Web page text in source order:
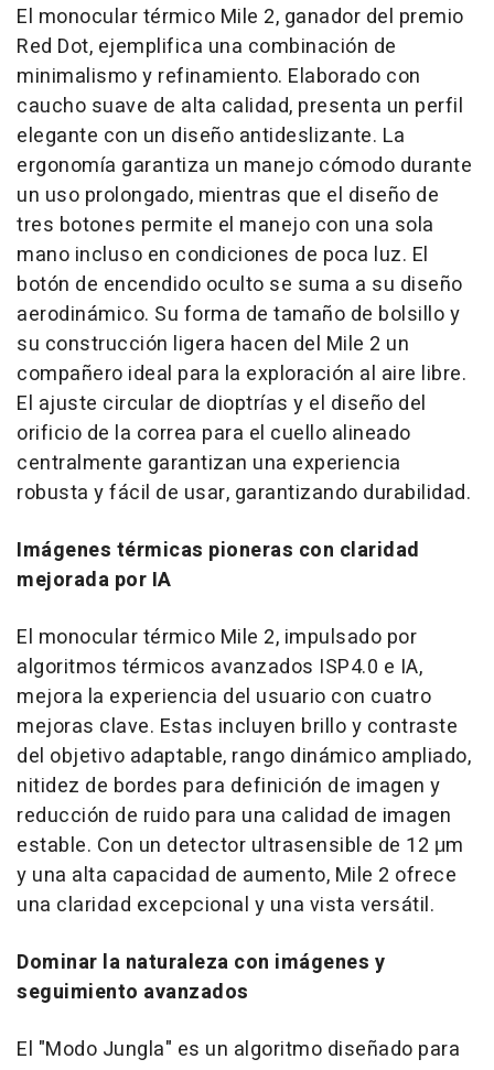
El monocular térmico Mile 2, ganador del premio
Red Dot, ejemplifica una combinación de
minimalismo y refinamiento. Elaborado con
caucho suave de alta calidad, presenta un perfil
elegante con un diseño antideslizante. La
ergonomía garantiza un manejo cómodo durante
un uso prolongado, mientras que el diseño de
tres botones permite el manejo con una sola
mano incluso en condiciones de poca luz. El
botón de encendido oculto se suma a su diseño
aerodinámico. Su forma de tamaño de bolsillo y
su construcción ligera hacen del Mile 2 un
compañero ideal para la exploración al aire libre.
El ajuste circular de dioptrías y el diseño del
orificio de la correa para el cuello alineado
centralmente garantizan una experiencia
robusta y fácil de usar, garantizando durabilidad.
Imágenes térmicas pioneras con claridad
mejorada por IA
El monocular térmico Mile 2, impulsado por
algoritmos térmicos avanzados ISP4.0 e IA,
mejora la experiencia del usuario con cuatro
mejoras clave. Estas incluyen brillo y contraste
del objetivo adaptable, rango dinámico ampliado,
nitidez de bordes para definición de imagen y
reducción de ruido para una calidad de imagen
estable. Con un detector ultrasensible de 12 μm
y una alta capacidad de aumento, Mile 2 ofrece
una claridad excepcional y una vista versátil.
Dominar la naturaleza con imágenes y
seguimiento avanzados
El "Modo Jungla" es un algoritmo diseñado para